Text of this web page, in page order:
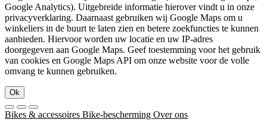
Google Analytics). Uitgebreide informatie hierover vindt u in onze
privacyverklaring. Daarnaast gebruiken wij Google Maps om u
winkeliers in de buurt te laten zien en betere zoekfuncties te kunnen
aanbieden. Hiervoor worden uw locatie en uw IP-adres
doorgegeven aan Google Maps. Geef toestemming voor het gebruik
van cookies en Google Maps API om onze website voor de volle
omvang te kunnen gebruiken.
Ok
Bikes & accessoires Bike-bescherming Over ons